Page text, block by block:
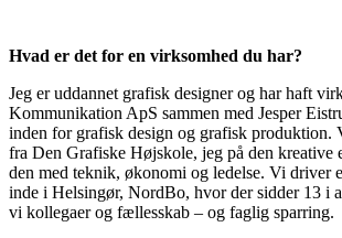
Hvad er det for en virksomhed du har?
Jeg er uddannet grafisk designer og har haft
Kommunikation ApS sammen med Jesper
inden for grafisk design og grafisk produktion.
fra Den Grafiske Højskole, jeg på den kreative
den med teknik, økonomi og ledelse. Vi driver
inde i Helsingør, NordBo, hvor der sidder 13 i
vi kollegaer og fællesskab – og faglig sparring.